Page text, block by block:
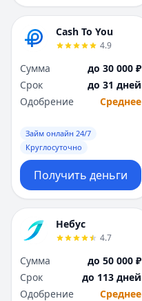
Cash To You
4.9
Сумма
до 30 000 ₽
Срок
до 31 дней
Одобрение
Среднее
Займ онлайн 24/7
Круглосуточно
Получить деньги
Небус
4.7
Сумма
до 50 000 ₽
Срок
до 113 дней
Одобрение
Среднее